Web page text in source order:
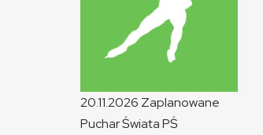
20.11.2026 Zaplanowane
Puchar ŚwiataPŚ